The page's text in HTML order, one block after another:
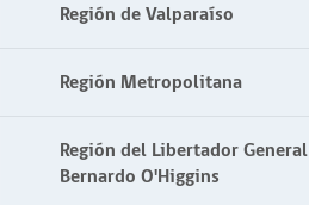
Región de Valparaíso
Región Metropolitana
Región del Libertador General
Bernardo O'Higgins